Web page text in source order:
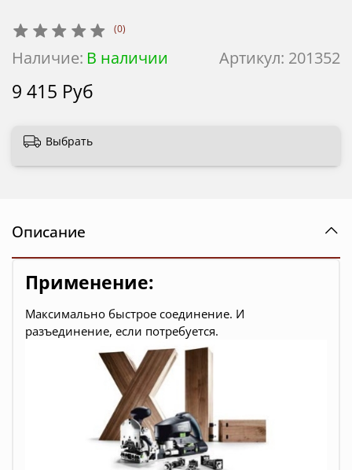
(0)
Артикул: 201352
Наличие: В наличии
9 415 Руб
Выбрать
Описание
Применение:
Максимально быстрое соединение. И
разъединение, если потребуется.